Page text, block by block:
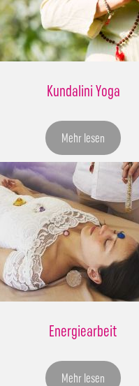
Kundalini Yoga
Mehr lesen
Energiearbeit
Mehr lesen